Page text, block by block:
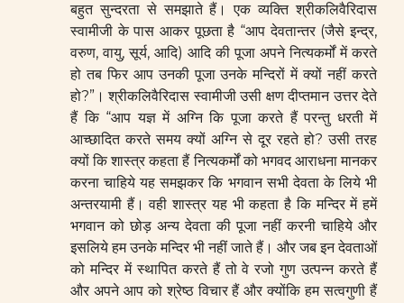
बहुत सुन्दरता से समझाते हैं। एक व्यक्ति श्रीकलिवैरिदास
स्वामीजी के पास आकर पूछता है “आप देवतान्तर (जैसे इन्द्र,
वरुण, वायु, सूर्य, आदि) आदि की पूजा अपने नित्यकर्मों में करते
हो तब फिर आप उनकी पूजा उनके मन्दिरों में क्यों नहीं करते
हो?”। श्रीकलिवैरिदास स्वामीजी उसी क्षण दीप्तमान उत्तर देते
हैं कि “आप यज्ञ में अग्नि कि पूजा करते हैं परन्तु धरती में
आच्छादित करते समय क्यों अग्नि से दूर रहते हो? उसी तरह
क्यों कि शास्त्र कहता हैं नित्यकर्मों को भगवद आराधना मानकर
करना चाहिये यह समझकर कि भगवान सभी देवता के लिये भी
अन्तरयामी हैं। वही शास्त्र यह भी कहता है कि मन्दिर में हमें
भगवान को छोड़ अन्य देवता की पूजा नहीं करनी चाहिये और
इसलिये हम उनके मन्दिर भी नहीं जाते हैं। और जब इन देवताओं
को मन्दिर में स्थापित करते हैं तो वे रजो गुण उत्पन्न करते हैं
और अपने आप को श्रेष्ठ विचार हैं और क्योंकि हम सत्वगुणी हैं